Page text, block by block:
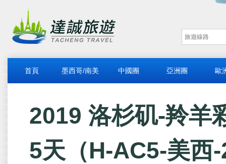
首頁 墨西哥/南美 中國團 亞洲團 歐
2019 洛杉矶-羚羊
5天（H-AC5-美西